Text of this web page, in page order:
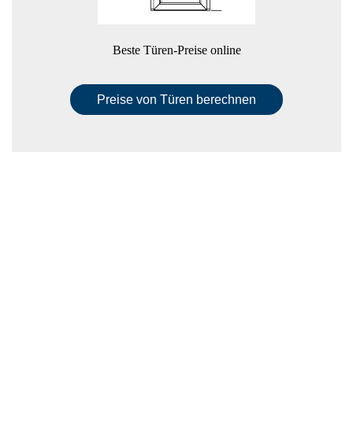
Beste Türen-Preise online
Preise von Türen berechnen